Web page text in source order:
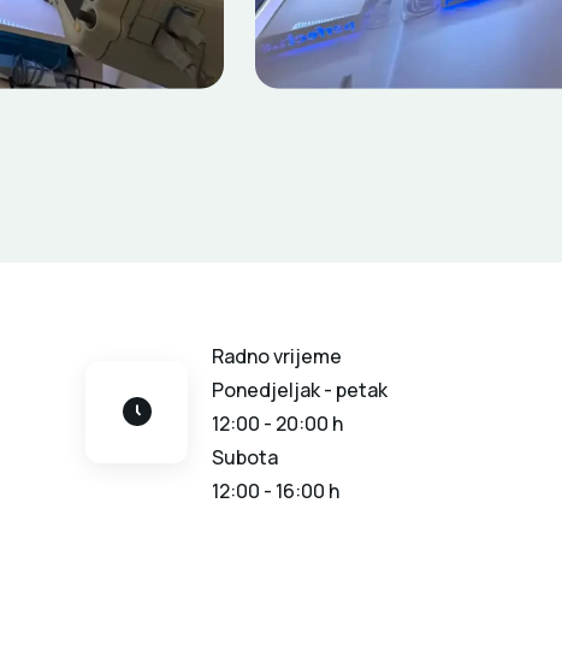
Radno vrijeme
Ponedjeljak - petak
12:00 - 20:00 h
Subota
12:00 - 16:00 h